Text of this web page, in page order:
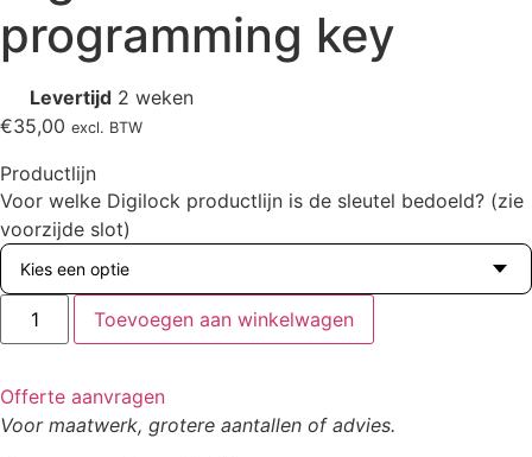
programming key
Levertijd 2 weken
€35,00 excl. BTW
Productlijn
Voor welke Digilock productlijn is de sleutel bedoeld? (zie
voorzijde slot)
Digilock
programming
Toevoegen aan winkelwagen
Offerte aanvragen
Voor maatwerk, grotere aantallen of advies.